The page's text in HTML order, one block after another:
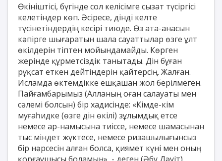
Өкініштісі, бүгінде сол келісімге сызат түсіргісі
келетіндер көп. Әсіресе, дінді келте
түсінетіндердің кесірі тиюде. Өз ата-анасын
кәпірге шығаратын шала сауаттылар өзге ұлт
өкілдерін тіптен мойындамайды. Көрген
жерінде құрметсіздік танытады. Дін бұған
рұқсат еткен дейтіндерін қайтерсің. Жалған.
Исламда өктемдікке ешқашан жол берілмеген.
Пайғамбарымыз (Алланың оған салауаты мен
сәлемі болсын) бір хадисінде: «Кімде-кім
муғаһидке (өзге дін өкілі) зұлымдық етсе
немесе ар-намысына тиіссе, немесе шамасынан
тыс міндет жүктесе, немесе ризашылығынсыз
бір нәрсесін алған болса, қиямет күні мен оның
қорғаушысы боламын», - деген (Әбу Дәуіт).